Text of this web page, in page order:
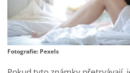
Fotografie: Pexels